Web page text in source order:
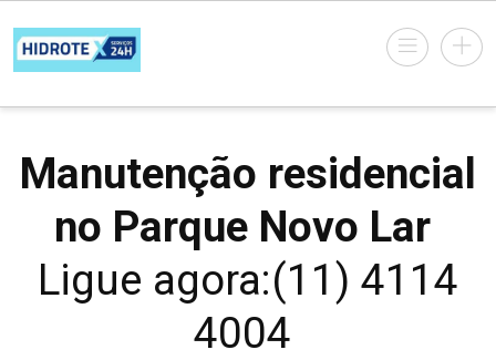
Manutenção residencial
no Parque Novo Lar
Ligue agora:(11) 4114
4004